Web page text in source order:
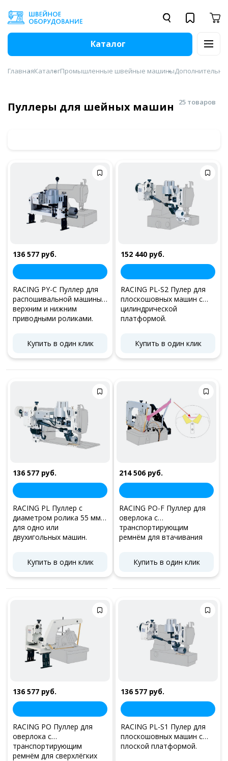
Каталог
ГлавнаяКаталогПромышленные швейные машины
Пуллеры для шейных машин 25 товаров
136 577 руб.
RACING PY-C Пуллер для
распошивальной машины с
верхним и нижним
приводными роликами.
Купить в один клик
152 440 руб.
RACING PL-S2 Пулер для
плоскошовных машин с
цилиндрической
платформой.
Купить в один клик
136 577 руб.
RACING PL Пуллер с
диаметром ролика 55 мм.
для одно или
двухигольных машин.
Купить в один клик
214 506 руб.
RACING PO-F Пуллер для
оверлока с
транспортирующим
ремнём для втачивания
Купить в один клик
136 577 руб.
RACING PO Пуллер для
оверлока с
транспортирующим
ремнём для сверхлёгких
136 577 руб.
RACING PL-S1 Пулер для
плоскошовных машин с
плоской платформой.